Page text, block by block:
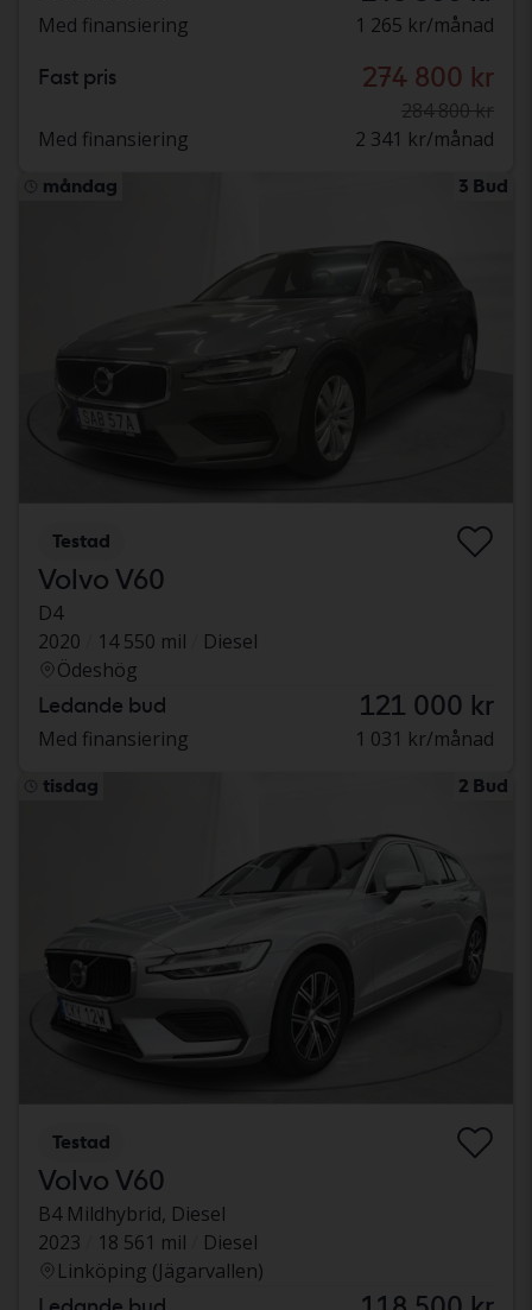
Med finansiering 1 265 kr/månad
Fast pris 274 800 kr
284 800 kr
Med finansiering
2 341 kr/månad
måndag 3 Bud
Testad
Volvo V60
D4
2020
14 550 mil
Diesel
Ödeshög
Ledande bud 121 000 kr
Med finansiering 1 031 kr/månad
tisdag 2 Bud
Testad
Volvo V60
B4 Mildhybrid, Diesel
2023
18 561 mil
Diesel
Linköping (Jägarvallen)